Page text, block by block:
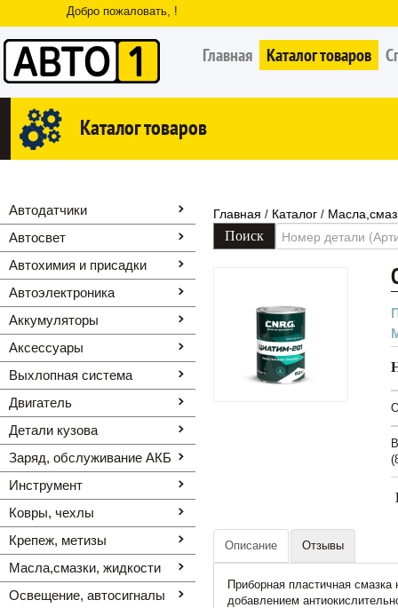
Добро пожаловать, !
Главная Каталог товаров
Каталог товаров
Автодатчики
Автосвет
Автохимия и присадки
Автоэлектроника
Аккумуляторы
Аксессуары
Выхлопная система
Двигатель
Детали кузова
Заряд, обслуживание АКБ
Инструмент
Ковры, чехлы
Крепеж, метизы
Масла,смазки, жидкости
Освещение, автоcигналы
Главная / Каталог /
Описание Отзывы
Приборная пластичная
добавлением